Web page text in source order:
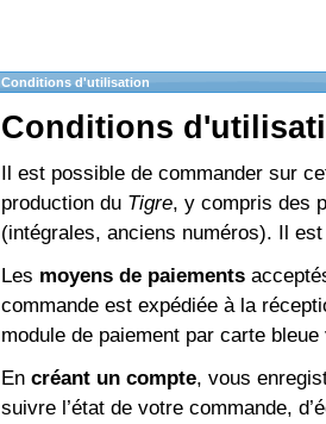
Conditions d'utilisation
Conditions
Il est possible de commander sur
production du Tigre, y compris des
(intégrales, anciens numéros). Il
Les moyens de paiements
commande est expédiée à la
module de paiement par carte
En créant un compte, vous
suivre l’état de votre commande,